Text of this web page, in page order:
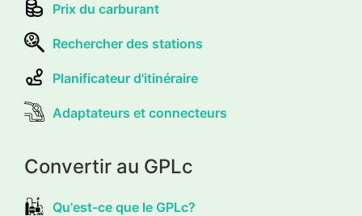
Prix du carburant
Rechercher des stations
Planificateur d'itinéraire
Adaptateurs et connecteurs
Convertir au GPLc
Qu'est-ce que le GPLc?